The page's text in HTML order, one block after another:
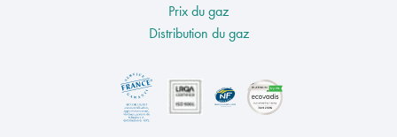
Prix du gaz
Distribution du gaz